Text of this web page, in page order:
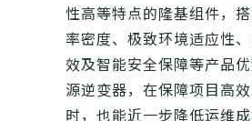
性高等特点的隆基组件，
率密度、极致环境适应性
效及智能安全保障等产品
源逆变器，在保障项目高
时，也能近一步降低运维